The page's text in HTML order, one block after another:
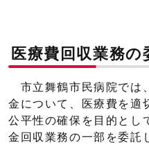
医療費回収業務の
市立舞鶴市民病院では
金について、医療費を適
公平性の確保を目的とし
金回収業務の一部を委託